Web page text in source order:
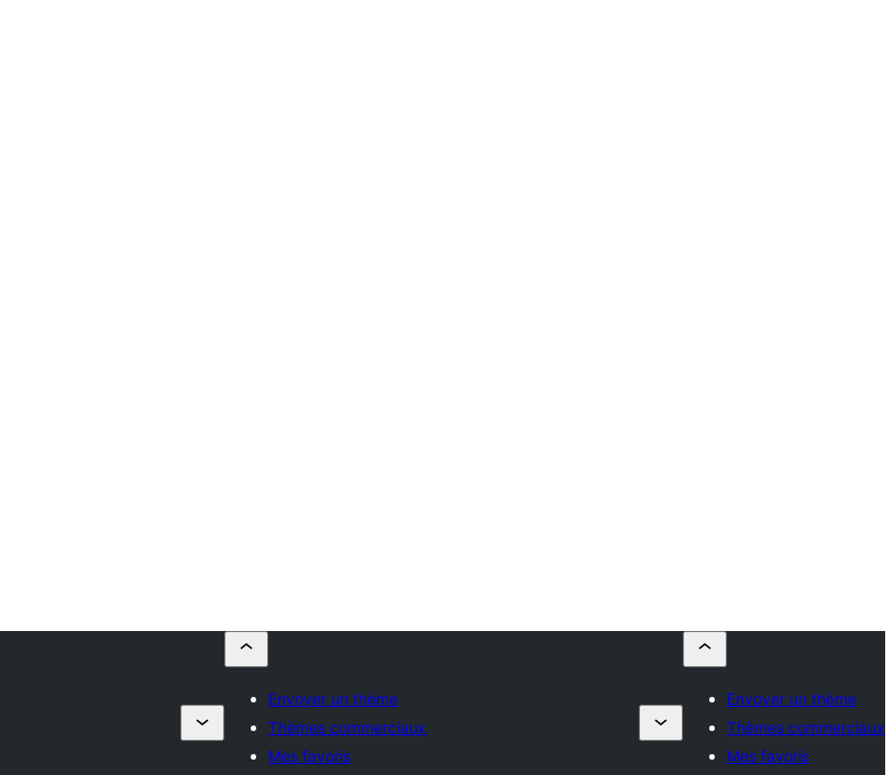
Envoyer un thème
Thèmes commerciaux
Mes favoris
Envoyer un thème
Thèmes commerciaux
Mes favoris